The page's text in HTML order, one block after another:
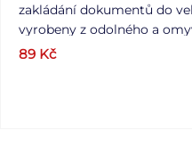
zakládání dokumentů do
vyrobeny z odolného a
Hřeben je opatřený 4
Šířka hřbetu: 20 mm
89 Kč